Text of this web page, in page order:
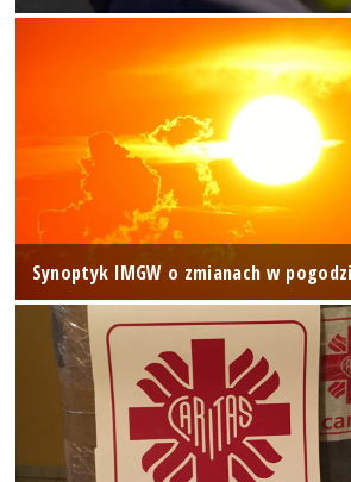
Synoptyk IMGW o zmianach w